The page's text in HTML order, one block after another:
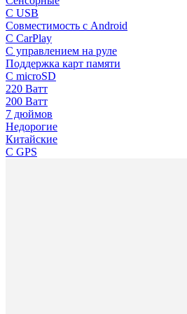
С USB
Совместимость с Android
С CarPlay
С управлением на руле
Поддержка карт памяти
C microSD
220 Ватт
200 Ватт
7 дюймов
Недорогие
Китайские
С GPS